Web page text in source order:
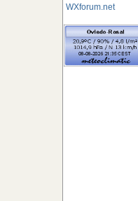
WXforum.net